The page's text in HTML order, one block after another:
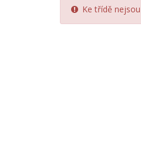
Ke třídě